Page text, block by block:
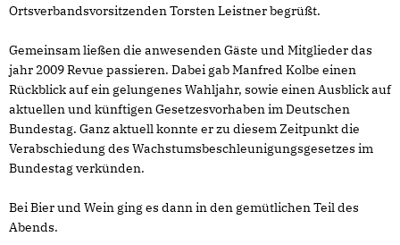
Ortsverbandsvorsitzenden Torsten Leistner begrüßt.
Gemeinsam ließen die anwesenden Gäste und Mitglieder das
jahr 2009 Revue passieren. Dabei gab Manfred Kolbe einen
Rückblick auf ein gelungenes Wahljahr, sowie einen Ausblick auf
aktuellen und künftigen Gesetzesvorhaben im Deutschen
Bundestag. Ganz aktuell konnte er zu diesem Zeitpunkt die
Verabschiedung des Wachstumsbeschleunigungsgesetzes im
Bundestag verkünden.
Bei Bier und Wein ging es dann in den gemütlichen Teil des
Abends.